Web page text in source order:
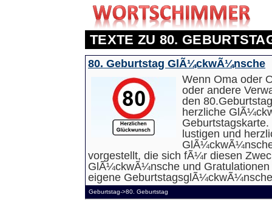
TEXTE ZU 80.
80. Geburtstag GlÃ¼ckwÃ¼nsche
Wenn Oma oder
oder andere
den
herzliche
lustigen und
vorgestellt, die sich fÃ¼r diesen
GlÃ¼ckwÃ¼nsche und
eigene
Geburtstag->80. Geburtstag